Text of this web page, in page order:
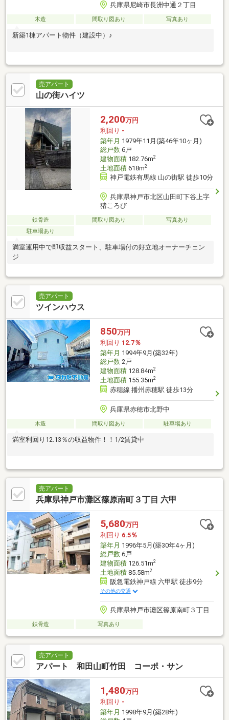
兵庫県尼崎市長洲中通２丁目
木造 間取り図あり 写真あり
新築1棟アパート物件（建設中）♪
売アパート
山の街ハイツ
2,200万円
利回り -
築年月 1979年11月(築46年10ヶ月)
総戸数6戸
建物面積182.76m2
土地面積618m2
神戸電鉄有馬線 山の街駅 徒歩10分
兵庫県神戸市北区山田町下谷上字
猪ころび
鉄骨造 間取り図あり
写真あり
駐車場あり
満室運用中で即収益スタート、駐車場付の好立地オーナーチェン
ジ
売アパート
ツインハウス
850万円
利回り 12.7％
築年月 1994年9月(築32年)
総戸数2戸
建物面積128.84m2
土地面積155.35m2
赤穂線 播州赤穂駅 徒歩13分
兵庫県赤穂市北野中
木造 間取り図あり 駐車場あり
満室利回り12.13％の収益物件！！1/2賃貸中
売アパート
兵庫県神戸市灘区篠原南町３丁目 六甲
5,680万円
利回り 6.5％
築年月 1996年5月(築30年4ヶ月)
総戸数6戸
建物面積126.51m2
土地面積85.58m2
阪急電鉄神戸線 六甲駅 徒歩9分
その他の交通
兵庫県神戸市灘区篠原南町３丁目
鉄骨造 写真あり
売アパート
アパート 和田山町竹田 コーポ・サン
1,480万円
利回り -
築年月 1998年9月(築28年)